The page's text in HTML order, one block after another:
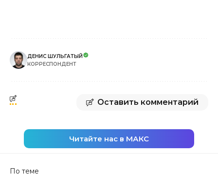
ДЕНИС ШУЛЬГАТЫЙ
КОРРЕСПОНДЕНТ
Оставить комментарий
Читайте нас в МАКС
По теме